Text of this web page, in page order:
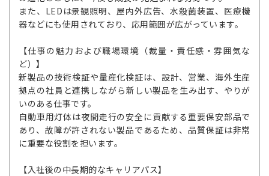
また、LEDは景観照明、屋内外広告、水殺菌装置、医療機
器などにも使用されており、応用範囲が広がっています。
【仕事の魅力および職場環境（裁量・責任感・雰囲気な
ど）】
新製品の技術検証や量産化検証は、設計、営業、海外生産
拠点の社員と連携しながら新しい製品を生み出す、やりが
いのある仕事です。
自動車用灯体は夜間走行の安全に貢献する重要保安部品で
あり、故障が許されない製品であるため、品質保証は非常
に重要な役割を担います。
【入社後の中長期的なキャリアパス】